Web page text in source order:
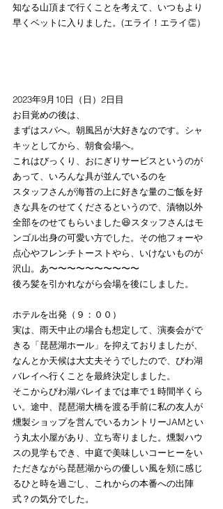
知なる山頂まで行くことを考えて、いつもより
早くベットに入りました。(エライ！エライ👏）
2023年9月10日（日）2日目
お目覚めの後は、
まずはスパへ。朝風呂が大好きなのです。シャ
キッとしてから、朝食会場へ。
これはびっくり、おにぎりサービスというのが
あって、いろんな具が並んでいるのを
スタッフさんが海苔の上に好きな量のご飯を好
きな具をのせてくださるというので、漬物以外
全部をのせてもらいました😆スタッフさんはモ
ンゴル出身の可愛い方でした。その他フォーや
点心やフレンチトーストやら、いけないものが
沢山。あ〜〜〜〜〜〜〜〜〜〜
後ろ髪を引かれながら会場を後にしました。
ホテルを出発（９：００）
実は、雨天中止の場合も想定して、演奏会がで
きる「琵琶湖ホール」を抑えておりましたが、
なんとか天候は大丈夫そうでしたので、びわ湖
バレイへ行くことを最終決定しました。
そこからびわ湖バレイまでは車で１時間半くら
い。途中、琵琶湖大橋を渡る手前に私の友人が
燻製ショップを営んでいるカントリーJAMとい
う丸太小屋があり、立ち寄りました。燻製ハウ
スの見学もでき、中庭で美味しいコーヒーをい
ただきながら琵琶湖からの優しい風を頬に感じ
るひと時を過ごし、これからの本番への出陣
式？の気分でした。